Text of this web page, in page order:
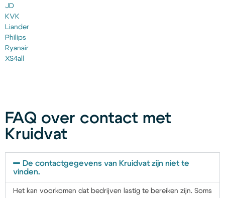
JD
KVK
Liander
Philips
Ryanair
XS4all
FAQ over contact met
Kruidvat
De contactgegevens van Kruidvat zijn niet te
vinden.
Het kan voorkomen dat bedrijven lastig te bereiken zijn. Soms